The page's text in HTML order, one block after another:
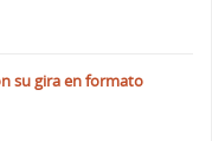
su gira en formato